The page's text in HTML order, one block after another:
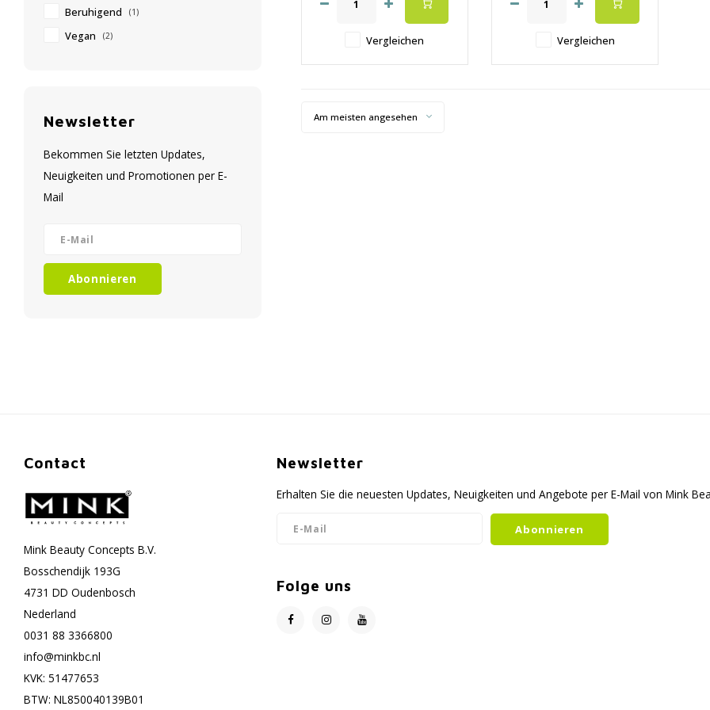
Beruhigend (1)
Vegan (2)
Newsletter
Bekommen Sie letzten Updates,
Neuigkeiten und Promotionen per E-
Mail
Abonnieren
Vergleichen Vergleichen
Am meisten angesehen
Contact
Mink Beauty Concepts B.V.
Bosschendijk 193G
4731 DD Oudenbosch
Nederland
0031 88 3366800
info@minkbc.nl
KVK: 51477653
BTW: NL850040139B01
Newsletter
Erhalten Sie die neuesten Updates, Neuigkeiten und Angebote per E-Mail von Mink
Abonnieren
Folge uns